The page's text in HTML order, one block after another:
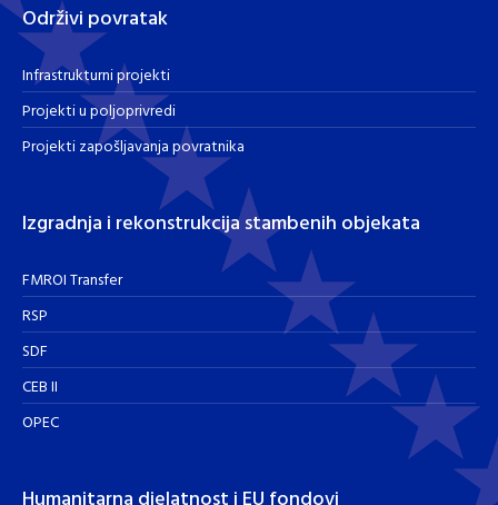
Održivi povratak
Infrastrukturni projekti
Projekti u poljoprivredi
Projekti zapošljavanja povratnika
Izgradnja i rekonstrukcija stambenih objekata
FMROI Transfer
RSP
SDF
CEB II
OPEC